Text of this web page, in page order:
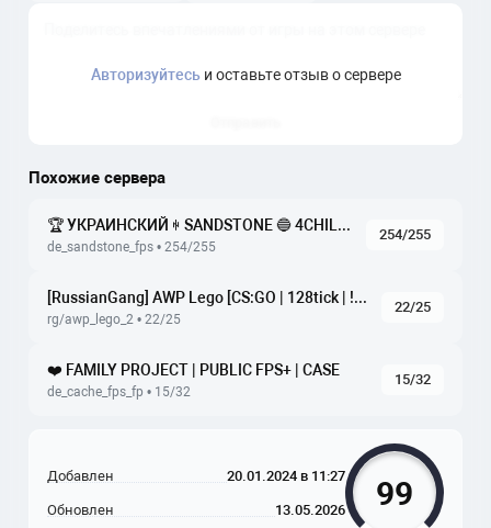
Авторизуйтесьи оставьте отзыв о сервере
Похожие сервера
🏆 УКРАИНСКИЙ ꑭ SANDSTONE 🔵 4CHILL.NET 🟡
de_sandstone_fps • 254/255
254/255
[RussianGang] AWP Lego [CS:GO | 128tick | !ws !knife !gl]
rg/awp_lego_2 • 22/25
22/25
❤️ FAMILY PROJECT | PUBLIC FPS+ | CASE
de_cache_fps_fp • 15/32
15/32
Добавлен 20.01.2024 в 11:27
Обновлен 13.05.2026 99